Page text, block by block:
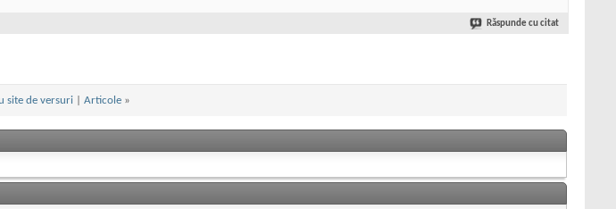
Răspunde cu citat
site de versuri Articole »